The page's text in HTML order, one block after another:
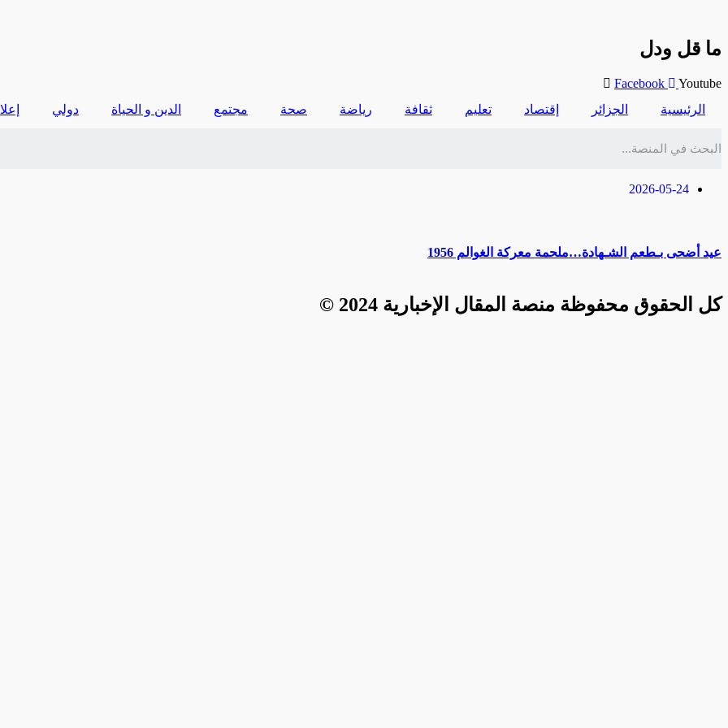
ما قل ودل
Facebook
Youtube
الرئيسية
الجزائر إقتصاد تعليم ثقافة رياضة صحة مجتمع الدين و الحياة دولي
2026-05-24
عيد أضحى بـطعم الشـهادة…ملحمة معركة الغوالم 1956
كل الحقوق محفوظة منصة المقال الإخبارية 2024 ©